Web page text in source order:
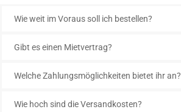
Wie weit im Voraus soll ich bestellen?
Gibt es einen Mietvertrag?
Welche Zahlungsmöglichkeiten bietet ihr an?
Wie hoch sind die Versandkosten?